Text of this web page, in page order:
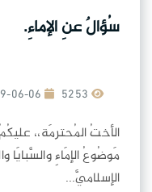
سُؤالٌ عنِ الإماءِ.
2019-06-06
الأختُ المُحترمَة،،
مَوضُوعُ الإمَاءِ
الإسلاميَّ...